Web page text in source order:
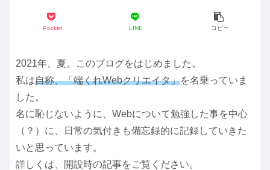
Pocket LINE コピー
2021年、夏。このブログをはじめました。
私は自称、「端くれWebクリエイタ」を名乗っていま
した。
名に恥じないように、Webについて勉強した事を中心
（？）に、日常の気付きも備忘録的に記録していきた
いと思っています。
詳しくは、開設時の記事をご覧ください。